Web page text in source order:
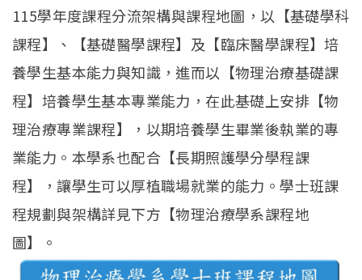
Open
大四實習
相關辦法
活動集錦
招生訊息 (link is external)
Open
高中生專區
Open
系友回娘家
檔案下載
115學年度課程分流架構與課程地圖，以【基礎學科
課程】、【基礎醫學課程】及【臨床醫學課程】培
養學生基本能力與知識，進而以【物理治療基礎課
程】培養學生基本專業能力，在此基礎上安排【物
理治療專業課程】，以期培養學生畢業後執業的專
業能力。本學系也配合【長期照護學分學程課
程】，讓學生可以厚植職場就業的能力。學士班課
程規劃與架構詳見下方【物理治療學系課程地
圖】。